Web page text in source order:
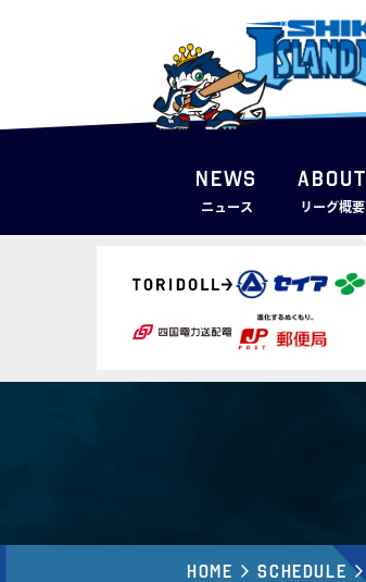
NEWS
ニュース
ABOUT
リーグ概要
Home Schedule